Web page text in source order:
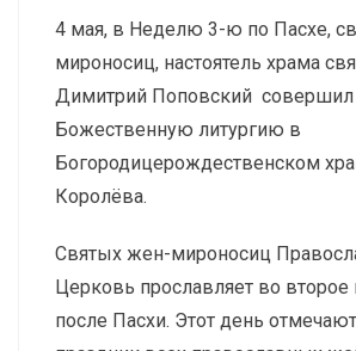
4 мая, в Неделю 3-ю по Пасхе,
мироносиц, настоятель храма
Димитрий Поповский совершил
Божественную литургию в
Богородицерождественском
Королёва.
Святых жен-мироносиц
Церковь прославляет во второе
после Пасхи. Этот день